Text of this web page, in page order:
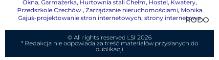
Okna, Garmażerka, Hurtownia stali Chełm, Hostel, Kwatery,
Przedszkole Czechów , Zarządzanie nieruchomościami, Monika
Gajuś-projektowanie stron internetowych, strony internetowe
RODO
© All rights reserved LSI 2026
* Redakcja nie odpowiada za treść materiałów przysłanych do
publikacji.